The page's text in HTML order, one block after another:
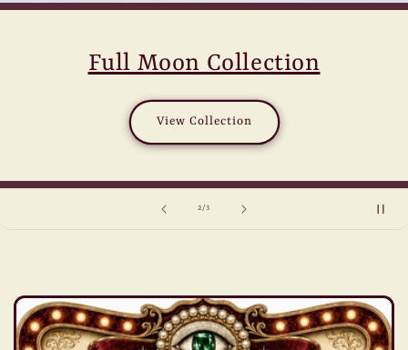
3/of3
Full Moon Collection
View Collection